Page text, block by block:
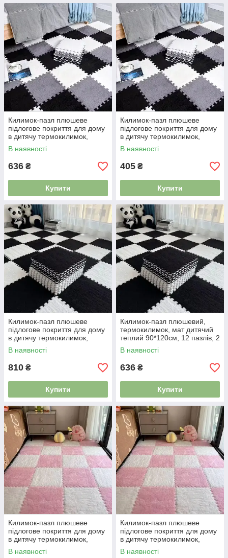
Килимок-пазл плюшеве
підлогове покриття для дому
в дитячу термокилимок,
м’який килим, 90×120см, 12
шт білий 4983606
В наявності
636 ₴
Купити
Килимок-пазл плюшеве
підлогове покриття для дому
в дитячу термокилимок,
м’який килим, 60×90см, 6 шт
чорний 4983591
В наявності
405 ₴
Купити
Килимок-пазл плюшеве
підлогове покриття для дому
в дитячу термокилимок,
м’який килим, 90×120см, 12
шт чорний 4983600
В наявності
810 ₴
Купити
Килимок-пазл плюшевий,
термокилимок, мат дитячий
теплий 90*120см, 12 пазлів, 2
кольори чорний/білий
4983610
В наявності
636 ₴
Купити
Килимок-пазл плюшеве
підлогове покриття для дому
в дитячу термокилимок,
м’який килим, 30×30см
рожевий 5129835
В наявності
Килимок-пазл плюшеве
підлогове покриття для дому
в дитячу термокилимок,
м’який килим, 60×90см, 6 шт
рожевий 5129839
В наявності